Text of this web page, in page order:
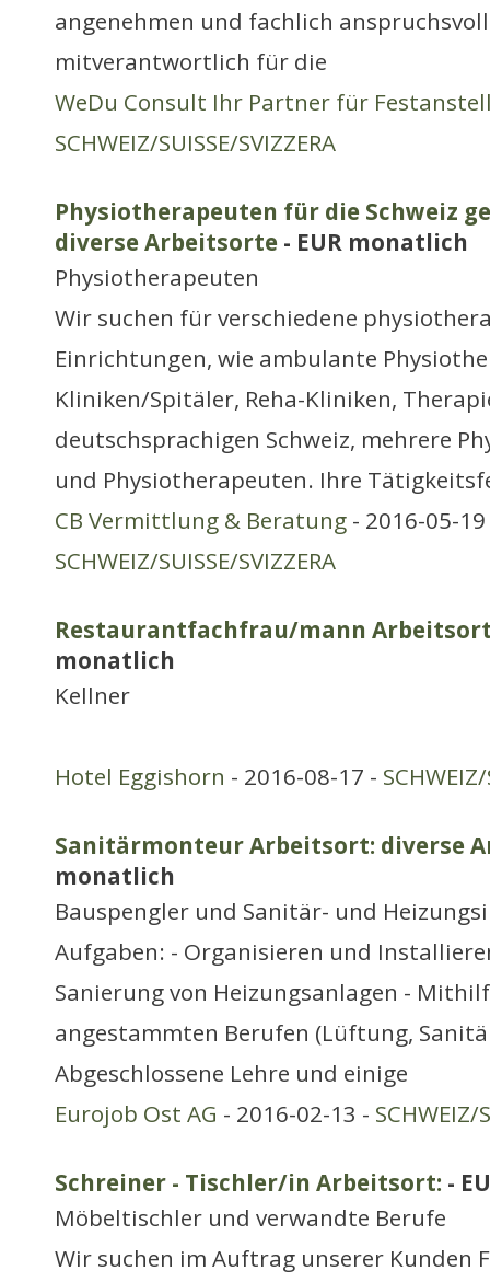
angenehmen und fachlich
mitverantwortlich für die
WeDu Consult Ihr Partner für
SCHWEIZ/SUISSE/SVIZZERA
Physiotherapeuten für die Schweiz
diverse Arbeitsorte - EUR monatlich
Physiotherapeuten
Wir suchen für verschiedene
Einrichtungen, wie ambulante
Kliniken/Spitäler, Reha-Kliniken,
deutschsprachigen Schweiz, mehrere
und Physiotherapeuten. Ihre
CB Vermittlung & Beratung - 2016-05-
SCHWEIZ/SUISSE/SVIZZERA
Restaurantfachfrau/mann
monatlich
Kellner
Hotel Eggishorn - 2016-08-17 -
Sanitärmonteur Arbeitsort: diverse
monatlich
Bauspengler und Sanitär- und
Aufgaben: - Organisieren und
Sanierung von Heizungsanlagen -
angestammten Berufen (Lüftung,
Abgeschlossene Lehre und einige
Eurojob Ost AG - 2016-02-13 - SCHWEIZ/
Schreiner - Tischler/in Arbeitsort: -
Möbeltischler und verwandte Berufe
Wir suchen im Auftrag unserer Kunden